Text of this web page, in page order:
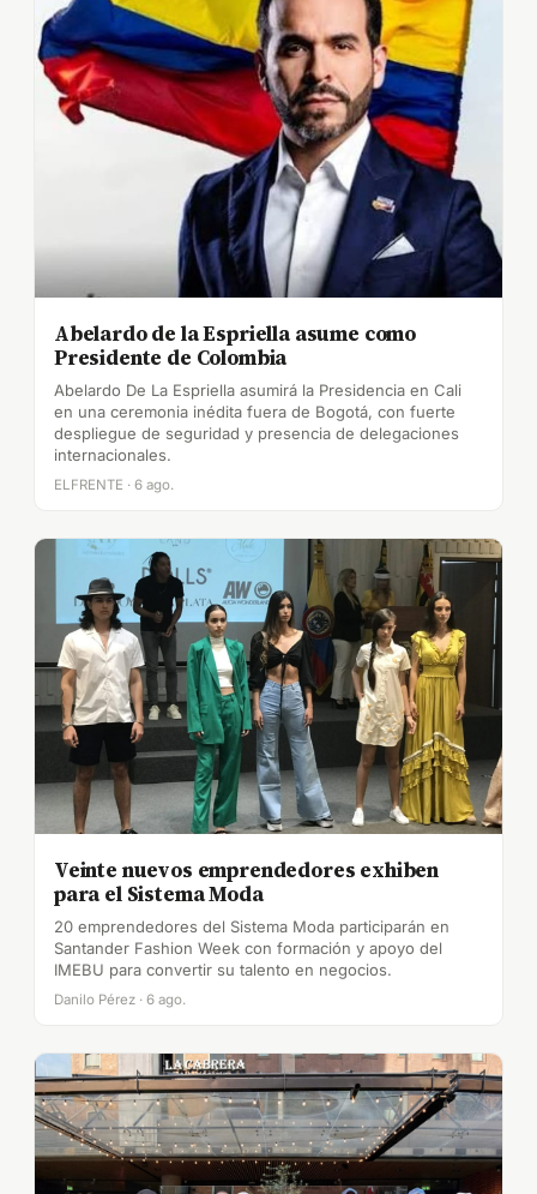
Abelardo de la Espriella asume como
Presidente de Colombia
Abelardo De La Espriella asumirá la Presidencia en Cali
en una ceremonia inédita fuera de Bogotá, con fuerte
despliegue de seguridad y presencia de delegaciones
internacionales.
ELFRENTE · 6 ago.
Veinte nuevos emprendedores exhiben
para el Sistema Moda
20 emprendedores del Sistema Moda participarán en
Santander Fashion Week con formación y apoyo del
IMEBU para convertir su talento en negocios.
Danilo Pérez · 6 ago.